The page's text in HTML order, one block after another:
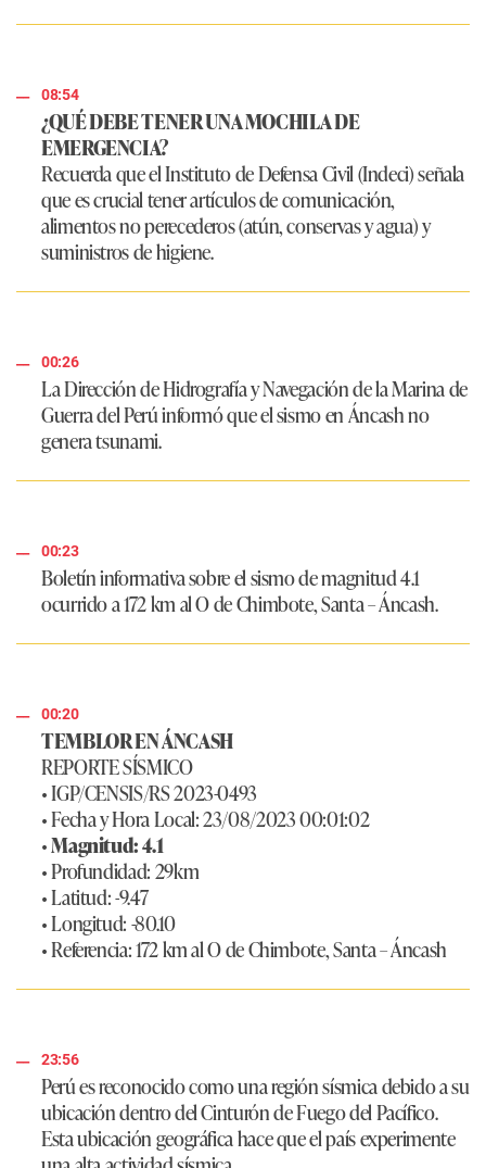
08:54
¿QUÉ DEBE TENER UNA MOCHILA DE
EMERGENCIA?
Recuerda que el Instituto de Defensa Civil (Indeci) señala
que es crucial tener artículos de comunicación,
alimentos no perecederos (atún, conservas y agua) y
suministros de higiene.
00:26
La Dirección de Hidrografía y Navegación de la Marina de
Guerra del Perú informó que el sismo en Áncash no
genera tsunami.
00:23
Boletín informativa sobre el sismo de magnitud 4.1
ocurrido a 172 km al O de Chimbote, Santa – Áncash.
00:20
TEMBLOR EN ÁNCASH
REPORTE SÍSMICO
• IGP/CENSIS/RS 2023-0493
• Fecha y Hora Local: 23/08/2023 00:01:02
•Magnitud: 4.1
• Profundidad: 29km
• Latitud: -9.47
• Longitud: -80.10
• Referencia: 172 km al O de Chimbote, Santa – Áncash
23:56
Perú es reconocido como una región sísmica debido a su
ubicación dentro del Cinturón de Fuego del Pacífico.
Esta ubicación geográfica hace que el país experimente